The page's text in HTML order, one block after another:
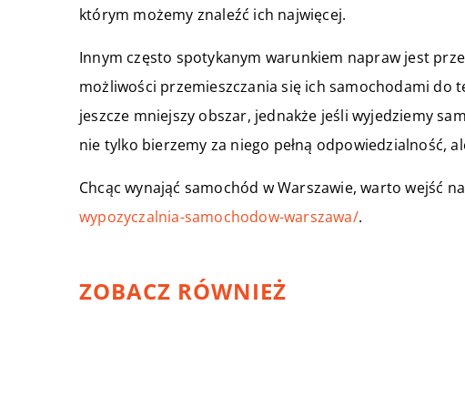
którym możemy znaleźć ich najwięcej.
Innym często spotykanym warunkiem napraw jest
możliwości przemieszczania się ich samochodami
jeszcze mniejszy obszar, jednakże jeśli wyjedziemy
nie tylko bierzemy za niego pełną odpowiedzialność,
Chcąc wynająć samochód w Warszawie, warto wejść na
wypozyczalnia-samochodow-warszawa/.
ZOBACZ RÓWNIEŻ